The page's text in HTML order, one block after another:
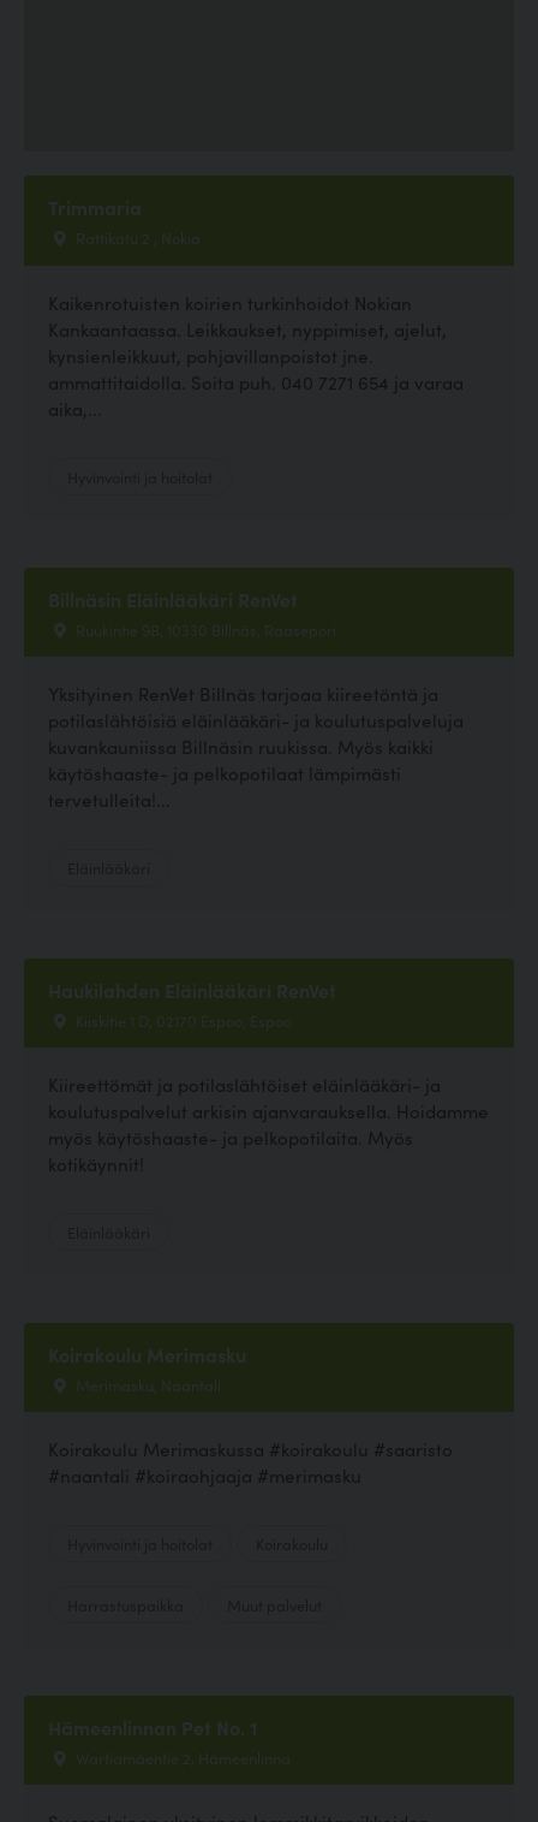
Trimmaria
Rattikatu 2 , Nokia
Kaikenrotuisten koirien turkinhoidot Nokian
Kankaantaassa. Leikkaukset, nyppimiset, ajelut,
kynsienleikkuut, pohjavillanpoistot jne.
ammattitaidolla. Soita puh. 040 7271 654 ja varaa
aika,...
Billnäsin Eläinlääkäri RenVet
Ruukintie 9B, 10330 Billnäs, Raasepori
Yksityinen RenVet Billnäs tarjoaa kiireetöntä ja
potilaslähtöisiä eläinlääkäri- ja koulutuspalveluja
kuvankauniissa Billnäsin ruukissa. Myös kaikki
käytöshaaste- ja pelkopotilaat lämpimästi
tervetulleita!...
Haukilahden Eläinlääkäri RenVet
Kiiskitie 1 D, 02170 Espoo, Espoo
Kiireettömät ja potilaslähtöiset eläinlääkäri- ja
koulutuspalvelut arkisin ajanvarauksella. Hoidamme
myös käytöshaaste- ja pelkopotilaita. Myös
kotikäynnit!
Koirakoulu Merimasku
Merimasku, Naantali
Koirakoulu Merimaskussa #koirakoulu #saaristo
#naantali #koiraohjaaja #merimasku
Hämeenlinnan Pet No. 1
Wartiamäentie 2, Hämeenlinna